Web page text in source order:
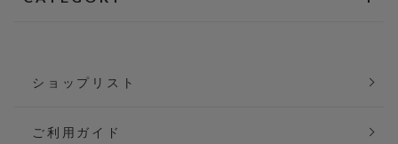
ショップリスト
ご利用ガイド